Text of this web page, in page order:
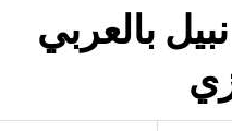
بالعربي